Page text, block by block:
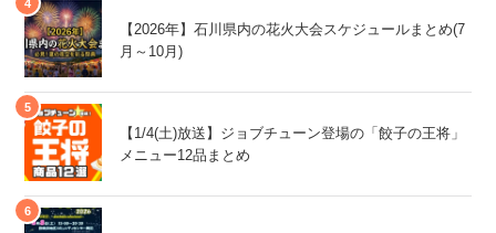
【2026年】石川県内の花火大会スケジュールまとめ(7
月～10月)
【1/4(土)放送】ジョブチューン登場の「餃子の王将」
メニュー12品まとめ